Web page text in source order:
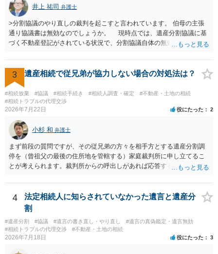
井上 祐司 弁護士
>分割協議のやり直しの裁判を起こすと言われています。 伯母の主張
通り協議書は無効なのでしょうか。 現時点では、遺産分割協議に基
づく不動産登記がされている状況で、分割協議自体の無効を裁判所が
方の訴訟の主張及び立証次第ですが、 ・御祖母様の認知能力に関する
医師の意見書、筆跡鑑定 が提出されればその効力が否定される可能性
はありますが、 ・伯母様自身が分割協議に加わっていること ・御祖母
様の意に反する遺産分割協議を行う実益が誰にあったかの立証が困難
であること からすると、実際に遺産分割協議の効力が否定される可能
性はそれほど高くない（立証のハードルは非常に高い）ということが
言えると思います。
3 遺産相続で従兄弟が協力しない場合の対処法は？
#相続放棄 #協議 #相続手続き #相続人調査・確定
#不動産・土地の相続
#相続トラブルの代理交渉
2026年7月22日 役にたった 2
小杉 和 弁護士
まず前段の質問ですが、その従兄弟の方々を相手方とする遺産分割調
停を（曾祖父の最後の住所地を管轄する）家庭裁判所に申し立てるこ
とが考えられます。裁判所からの呼出しがあれば応答する可能性がま
能と思われます。時間が思った以上にないので必要書類をてきぱきと
揃える必要があります。その点是非御注意ください。
4
法定相続人に知らされていなかった遺言と遺産分
割
#遺産分割 #協議 #遺言の書き直し・やり直し
#遺言の真偽鑑定・遺言無効
#相続トラブルの代理交渉
#不動産・土地の相続
2026年7月18日 役にたった 3